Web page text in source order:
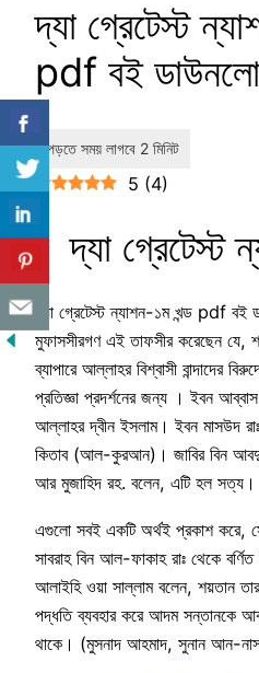
দ্যা গ্রেটেস্ট
pdf বই
5 (4)
দ্যা গ্রেটেস্ট
দ্যা গ্রেটেস্ট ন্যাশন-১ম খন্ড pdf
মুফাসসীরগণ এই তাফসীর করেছেন যে,
ব্যাপারে আল্লাহর বিশ্বাসী বান্দাদের
প্রতিজ্ঞা প্রদর্শনের জন্য । ইবন
আল্লাহর দ্বীন ইসলাম। ইবন মাসউদ
কিতাব (আল-কুরআন)। জাবির বিন
আর মুজাহিদ রহ. বলেন, এটি হল সত্য।
এগুলো সবই একটি অর্থই প্রকাশ করে,
সাবরাহ বিন আল-ফাকাহ রাঃ থেকে
আলাইহি ওয়া সাল্লাম বলেন, শয়তান
পদ্ধতি ব্যবহার করে আদম সন্তানকে
থাকে। (মুসনাদ আহমাদ, সুনান আন-